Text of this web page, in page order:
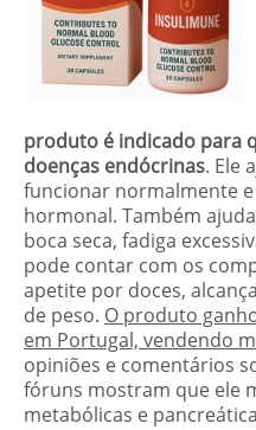
produto é indicado para
doenças endócrinas. Ele
funcionar normalmente
hormonal. Também
boca seca, fadiga
pode contar com os
apetite por doces,
de peso. O produto
em Portugal, vendendo
opiniões e comentários
fóruns mostram que ele
metabólicas e